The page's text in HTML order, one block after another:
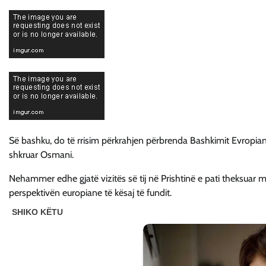
Së bashku, do të rrisim përkrahjen përbrenda Bashkimit
shkruar Osmani.
Nehammer edhe gjatë vizitës së tij në Prishtinë e pati
perspektivën europiane të kësaj të fundit.